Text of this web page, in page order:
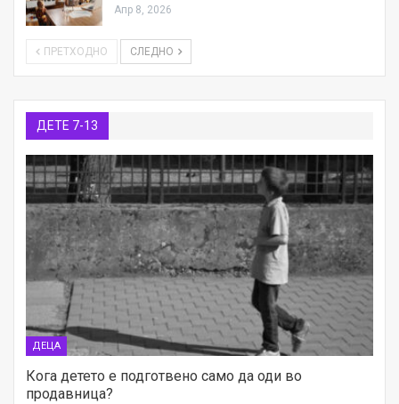
Апр 8, 2026
ПРЕТХОДНО СЛЕДНО
ДЕТЕ 7-13
ДЕЦА
Кога детето е подготвено само да оди во
продавница?